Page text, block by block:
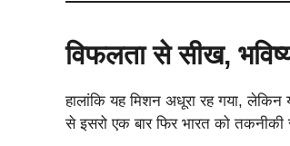
विफलता से सीख,
हालांकि यह मिशन अधूरा रह गया,
से इसरो एक बार फिर भारत को